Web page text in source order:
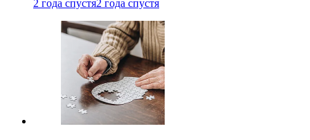
2 года спустя2 года спустя